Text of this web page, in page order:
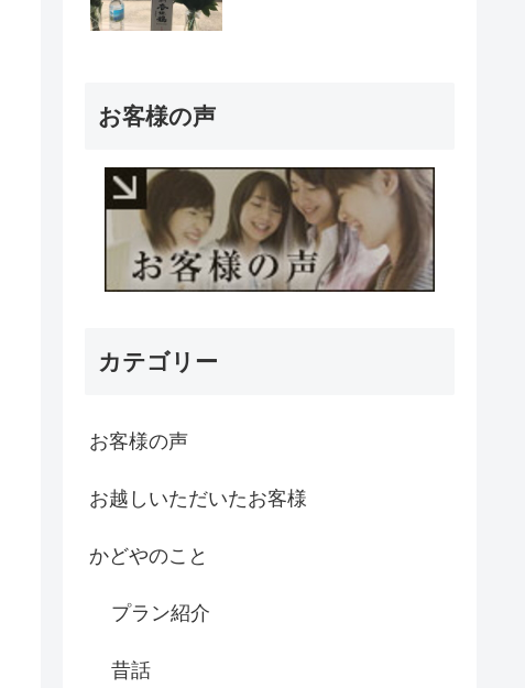
お客様の声
カテゴリー
お客様の声
お越しいただいたお客様
かどやのこと
プラン紹介
昔話